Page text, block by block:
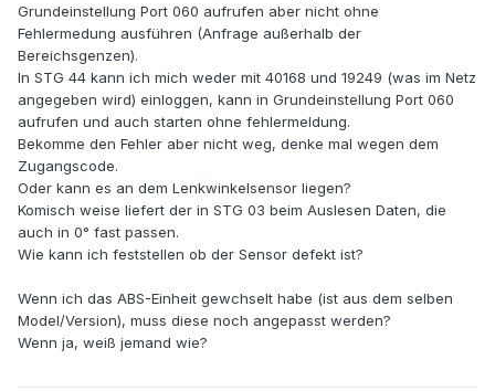
Grundeinstellung Port 060 aufrufen aber nicht ohne
Fehlermedung ausführen (Anfrage außerhalb der
Bereichsgenzen).
In STG 44 kann ich mich weder mit 40168 und 19249 (was im Netz
angegeben wird) einloggen, kann in Grundeinstellung Port 060
aufrufen und auch starten ohne fehlermeldung.
Bekomme den Fehler aber nicht weg, denke mal wegen dem
Zugangscode.
Oder kann es an dem Lenkwinkelsensor liegen?
Komisch weise liefert der in STG 03 beim Auslesen Daten, die
auch in 0° fast passen.
Wie kann ich feststellen ob der Sensor defekt ist?
Wenn ich das ABS-Einheit gewchselt habe (ist aus dem selben
Model/Version), muss diese noch angepasst werden?
Wenn ja, weiß jemand wie?